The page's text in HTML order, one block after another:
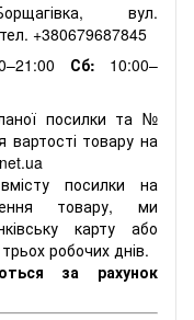
вул.
+380679687845
Сб: 10:00–
посилки та №
вартості товару на
посилки на
товару, ми
карту або
робочих днів.
за рахунок